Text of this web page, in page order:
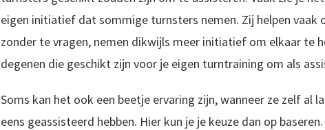
eigen initiatief dat sommige turnsters nemen. Zij helpen vaak
zonder te vragen, nemen dikwijls meer initiatief om elkaar te
degenen die geschikt zijn voor je eigen turntraining om als
Soms kan het ook een beetje ervaring zijn, wanneer ze zelf al
eens geassisteerd hebben. Hier kun je je keuze dan op